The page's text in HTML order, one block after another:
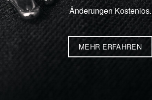
Änderungen Kostenlos.
MEHR ERFAHREN